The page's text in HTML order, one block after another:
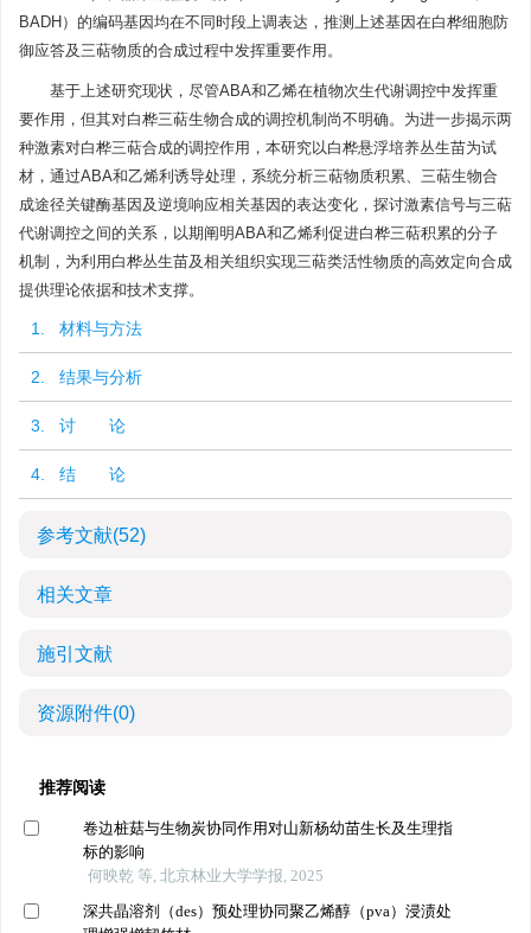
BADH）的编码基因均在不同时段上调表达，推测上述基因在白桦细胞防
御应答及三萜物质的合成过程中发挥重要作用。
基于上述研究现状，尽管ABA和乙烯在植物次生代谢调控中发挥重
要作用，但其对白桦三萜生物合成的调控机制尚不明确。为进一步揭示两
种激素对白桦三萜合成的调控作用，本研究以白桦悬浮培养丛生苗为试
材，通过ABA和乙烯利诱导处理，系统分析三萜物质积累、三萜生物合
成途径关键酶基因及逆境响应相关基因的表达变化，探讨激素信号与三萜
代谢调控之间的关系，以期阐明ABA和乙烯利促进白桦三萜积累的分子
机制，为利用白桦丛生苗及相关组织实现三萜类活性物质的高效定向合成
提供理论依据和技术支撑。
1. 材料与方法
2. 结果与分析
3. 讨 论
4. 结 论
参考文献(52)
相关文章
施引文献
资源附件(0)